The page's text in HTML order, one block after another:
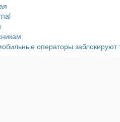
операторы